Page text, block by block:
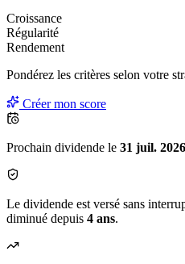
Croissance
Régularité
Rendement
Pondérez les critères selon votre
Créer mon score
Prochain dividende le 31 juil. 2026
Le dividende est versé sans
diminué depuis 4 ans.